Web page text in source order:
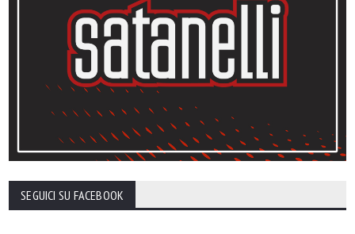
SEGUICI SU FACEBOOK